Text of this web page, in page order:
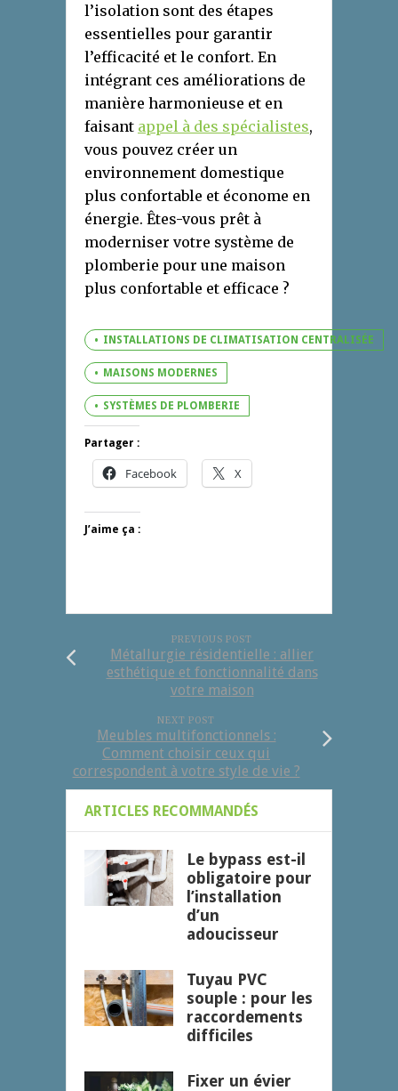
l’isolation sont des étapes
essentielles pour garantir
l’efficacité et le confort. En
intégrant ces améliorations de
manière harmonieuse et en
faisant appel à des spécialistes,
vous pouvez créer un
environnement domestique
plus confortable et économe en
énergie. Êtes-vous prêt à
moderniser votre système de
plomberie pour une maison
plus confortable et efficace ?
INSTALLATIONS DE CLIMATISATION CENTRALISÉE
MAISONS MODERNES
SYSTÈMES DE PLOMBERIE
Partager :
Facebook X
J’aime ça :
PREVIOUS POST
Métallurgie résidentielle : allier
esthétique et fonctionnalité dans
votre maison
NEXT POST
Meubles multifonctionnels :
Comment choisir ceux qui
correspondent à votre style de vie ?
ARTICLES RECOMMANDÉS
Le bypass est-il
obligatoire pour
l’installation
d’un
adoucisseur
Tuyau PVC
souple : pour les
raccordements
difficiles
Fixer un évier